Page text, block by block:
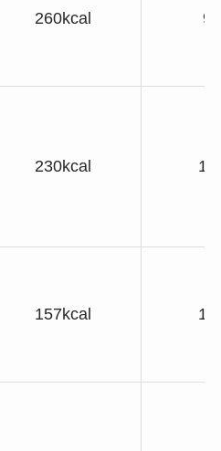
260kcal
230kcal
157kcal